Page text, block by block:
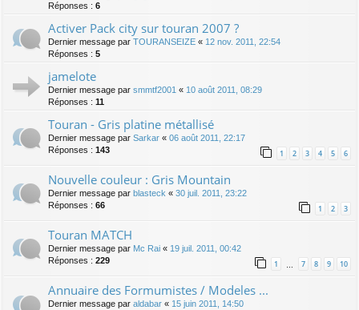
Réponses : 6
Activer Pack city sur touran 2007 ?
Dernier message par TOURANSEIZE « 12 nov. 2011, 22:54
Réponses : 5
jamelote
Dernier message par smmtf2001 « 10 août 2011, 08:29
Réponses : 11
Touran - Gris platine métallisé
Dernier message par Sarkar « 06 août 2011, 22:17
Réponses : 143 1 2 3 4 5 6
Nouvelle couleur : Gris Mountain
Dernier message par blasteck « 30 juil. 2011, 23:22
Réponses : 66 1 2 3
Touran MATCH
Dernier message par Mc Rai « 19 juil. 2011, 00:42
Réponses : 229 1 … 7 8 9 10
Annuaire des Formumistes / Modeles ...
Dernier message par aldabar « 15 juin 2011, 14:50